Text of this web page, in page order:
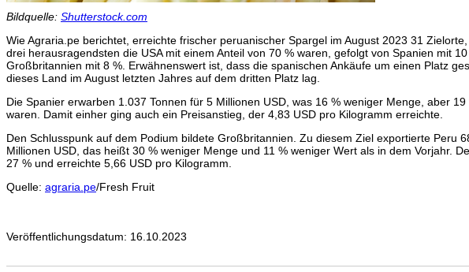
Bildquelle: Shutterstock.com
Wie Agraria.pe berichtet, erreichte frischer peruanischer Spargel im August 2023 31
drei herausragendsten die USA mit einem Anteil von 70 % waren, gefolgt von Spanien mit
Großbritannien mit 8 %. Erwähnenswert ist, dass die spanischen Ankäufe um einen Platz
dieses Land im August letzten Jahres auf dem dritten Platz lag.
Die Spanier erwarben 1.037 Tonnen für 5 Millionen USD, was 16 % weniger Menge, aber
waren. Damit einher ging auch ein Preisanstieg, der 4,83 USD pro Kilogramm erreichte.
Den Schlusspunk auf dem Podium bildete Großbritannien. Zu diesem Ziel exportierte Peru
Millionen USD, das heißt 30 % weniger Menge und 11 % weniger Wert als in dem Vorjahr.
27 % und erreichte 5,66 USD pro Kilogramm.
Quelle: agraria.pe/Fresh Fruit
Veröffentlichungsdatum: 16.10.2023